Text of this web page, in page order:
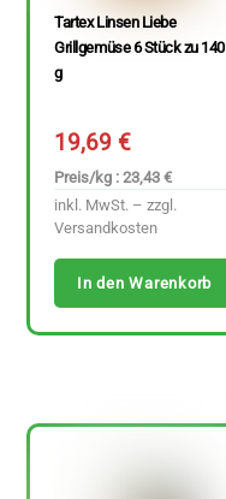
Tartex Linsen Liebe
Grillgemüse 6 Stück zu 140
g
19,69€
Preis/kg : 23,43 €
inkl. MwSt. – zzgl.
Versandkosten
In den Warenkorb